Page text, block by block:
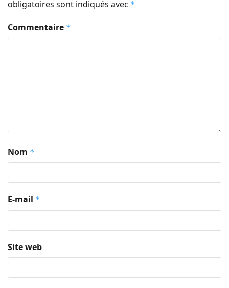
obligatoires sont indiqués avec *
Commentaire *
Nom *
E-mail *
Site web